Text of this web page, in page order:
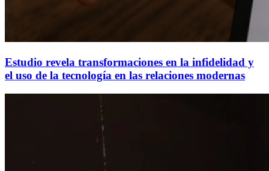
Estudio revela transformaciones en la infidelidad y
el uso de la tecnología en las relaciones modernas